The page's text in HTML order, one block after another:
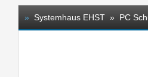
» Systemhaus EHST » PC